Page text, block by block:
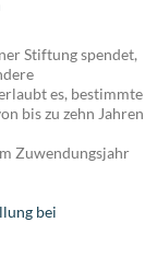
Stiftung spendet,
es, bestimmte
bis zu zehn Jahren
Zuwendungsjahr
bei